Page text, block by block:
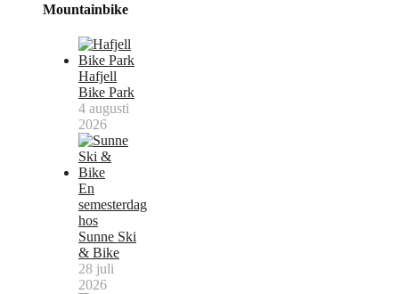
Mountainbike
Hafjell
Bike Park
4 augusti
2026
En
semesterdag
hos
Sunne Ski
& Bike
28 juli
2026